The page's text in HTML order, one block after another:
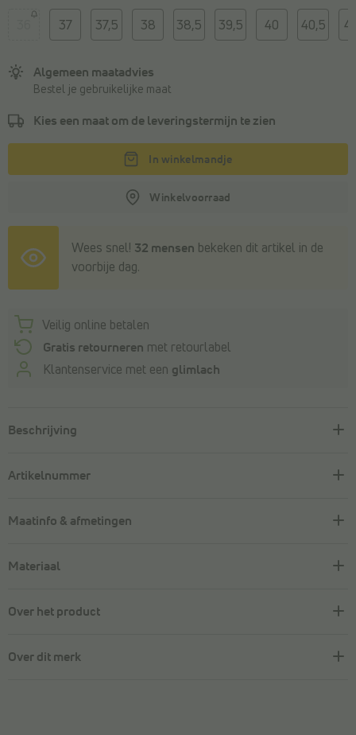
37 37,5 38 38,5 39,5 40 40,5
Algemeen maatadvies
Bestel je gebruikelijke maat
Kies een maat om de leveringstermijn te zien
In winkelmandje
Winkelvoorraad
Wees snel! 32 mensen bekeken dit artikel in de
voorbije dag.
Veilig online betalen
Gratis retourneren met retourlabel
Klantenservice met een glimlach
Beschrijving
Artikelnummer
Maatinfo & afmetingen
Materiaal
Over het product
Over dit merk